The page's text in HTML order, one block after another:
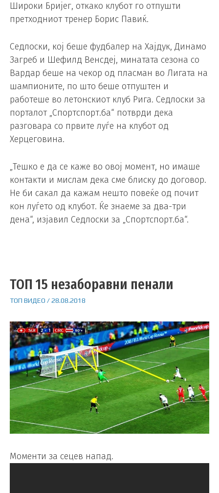
Широки Бријег, откако клубот го отпушти
претходниот тренер Борис Павиќ.
Седлоски, кој беше фудбалер на Хајдук, Динамо
Загреб и Шефилд Венсдеј, минатата сезона со
Вардар беше на чекор од пласман во Лигата на
шампионите, по што беше отпуштен и
работеше во летонскиот клуб Рига. Седлоски за
порталот „Спортспорт.ба“ потврди дека
разговара со првите луѓе на клубот од
Херцеговина.
„Тешко е да се каже во овој момент, но имаше
контакти и мислам дека сме блиску до договор.
Не би сакал да кажам нешто повеќе од почит
кон луѓето од клубот. Ќе знаеме за два-три
дена“, изјавил Седлоски за „Спортспорт.ба“.
ТОП 15 незаборавни пенали
ТОП ВИДЕО /28.08.2018
Моменти за сецев напад.